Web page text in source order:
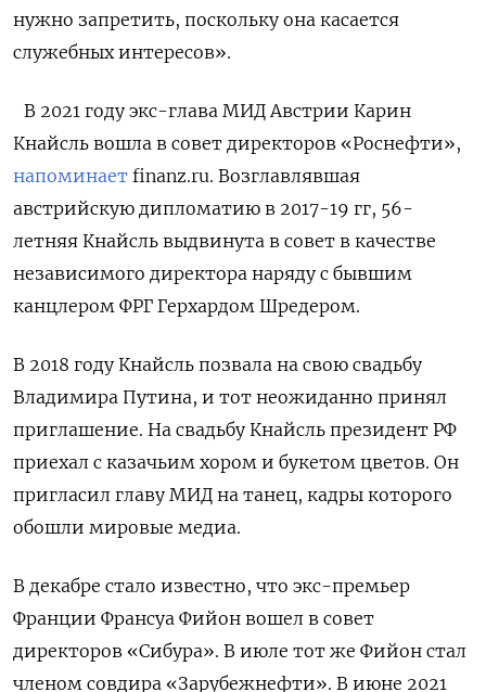
нужно запретить, поскольку она касается
служебных интересов».
В 2021 году экс-глава МИД Австрии Карин
Кнайсль вошла в совет директоров «Роснефти»,
напоминает finanz.ru. Возглавлявшая
австрийскую дипломатию в 2017-19 гг, 56-
летняя Кнайсль выдвинута в совет в качестве
независимого директора наряду с бывшим
канцлером ФРГ Герхардом Шредером.
В 2018 году Кнайсль позвала на свою свадьбу
Владимира Путина, и тот неожиданно принял
приглашение. На свадьбу Кнайсль президент РФ
приехал с казачьим хором и букетом цветов. Он
пригласил главу МИД на танец, кадры которого
обошли мировые медиа.
В декабре стало известно, что экс-премьер
Франции Франсуа Фийон вошел в совет
директоров «Сибура». В июле тот же Фийон стал
членом совдира «Зарубежнефти». В июне 2021